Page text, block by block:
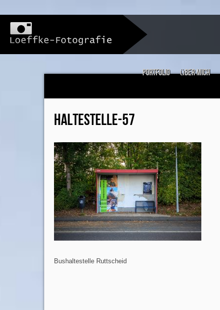
Portfolio über mich
HALTESTELLE-57
Bushaltestelle Ruttscheid